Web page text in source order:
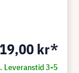
kr*
Leveranstid 3-5